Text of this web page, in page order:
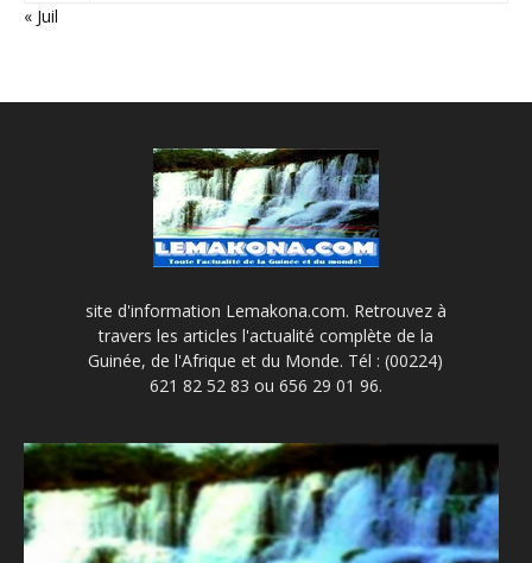
« Juil
site d'information Lemakona.com. Retrouvez à
travers les articles l'actualité complète de la
Guinée, de l'Afrique et du Monde. Tél : (00224)
621 82 52 83 ou 656 29 01 96.